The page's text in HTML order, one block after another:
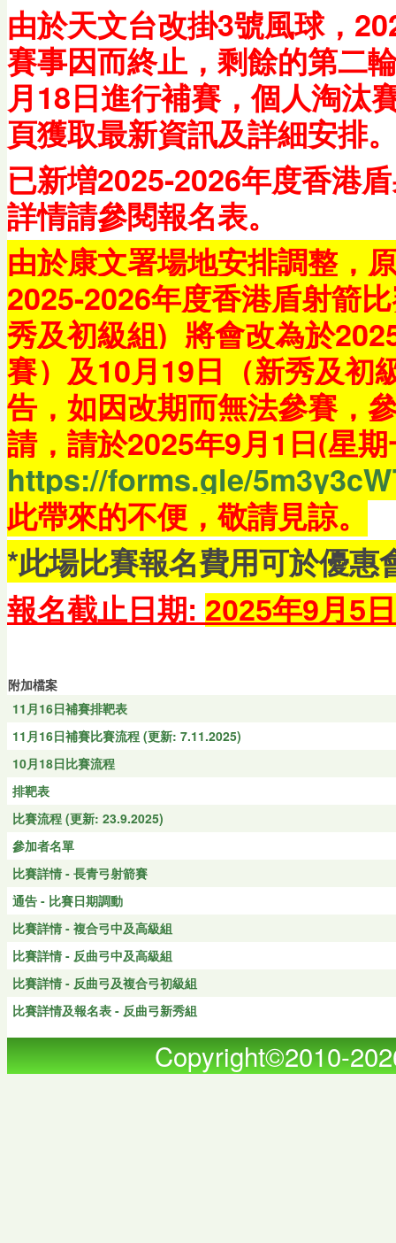
由於天文台改掛3號風球，
賽事因而終止，剩餘的第二
月18日進行補賽，個人淘汰
頁獲取最新資訊及詳細安排
已新増2025-2026年度香港
詳情請參閱報名表。
由於康文署場地安排調整，
2025-2026年度香港盾射箭
秀及初級組) 將會改為於
賽）及10月19日（新秀及初
告，如因改期而無法參賽，
請，請於2025年9月1日(星
https://forms.gle/
此帶來的不便，敬請見諒。
*此場比賽報名費用可於優惠
報名截止日期: 2025年9月5
附加檔案
11月16日補賽排靶表
11月16日補賽比賽流程 (更新: 7.11.2025)
10月18日比賽流程
排靶表
比賽流程 (更新: 23.9.2025)
參加者名單
比賽詳情 - 長青弓射箭賽
通告 - 比賽日期調動
比賽詳情 - 複合弓中及高級組
比賽詳情 - 反曲弓中及高級組
比賽詳情 - 反曲弓及複合弓初級組
比賽詳情及報名表 - 反曲弓新秀組
Copyright©2010-